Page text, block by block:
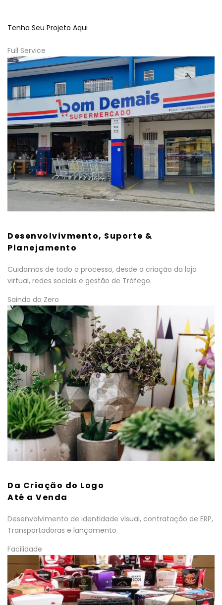
Tenha Seu Projeto Aqui
Full Service
Desenvolvivmento, Suporte &
Planejamento
Cuidamos de todo o processo, desde a criação da loja
virtual, redes sociais e gestão de Tráfego.
Saindo do Zero
Da Criação do Logo
Até a Venda
Desenvolvimento de identidade visual, contratação de ERP,
Transportadoras e lançamento.
Facilidade